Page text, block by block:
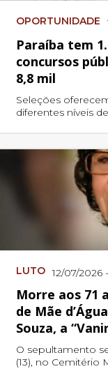
OPORTUNIDADE
Paraíba tem
concursos
8,8 mil
Seleções
diferentes níveis
LUTO 12/07/2026
Morre aos 71
de Mãe
Souza, a
O sepultamento
(13), no Cemitério